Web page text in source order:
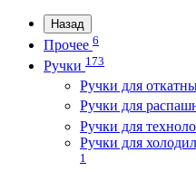
Назад
Прочее 6
Ручки 173
Ручки для
Ручки для
Ручки для
Ручки для
1